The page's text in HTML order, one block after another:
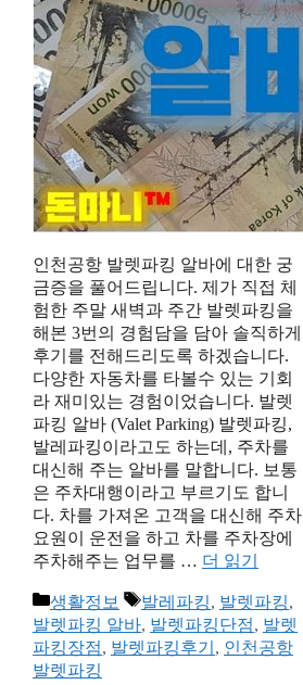
인천공항 발렛파킹 알바에 대한 궁
금증을 풀어드립니다. 제가 직접 체
험한 주말 새벽과 주간 발렛파킹을
해본 3번의 경험담을 담아 솔직하게
후기를 전해드리도록 하겠습니다.
다양한 자동차를 타볼수 있는 기회
라 재미있는 경험이었습니다. 발렛
파킹 알바 (Valet Parking) 발렛파킹,
발레파킹이라고도 하는데, 주차를
대신해 주는 알바를 말합니다. 보통
은 주차대행이라고 부르기도 합니
다. 차를 가져온 고객을 대신해 주차
요원이 운전을 하고 차를 주차장에
주차해주는 업무를 … 더 읽기
카
테
고
리
생활정보
태
그
발레파킹, 발렛파킹,
발렛파킹 알바, 발렛파킹단점, 발렛
파킹장점, 발렛파킹후기 , 인천공항
발렛파킹